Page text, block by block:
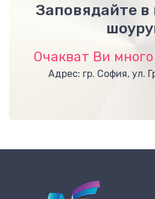
Заповядайте
Очакват Ви
Адрес: гр. София, ул.